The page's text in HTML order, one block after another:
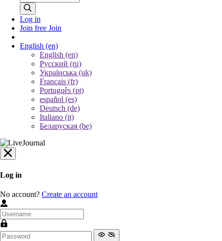
Log in
Join free Join
English (en)
English (en)
Русский (ru)
Українська (uk)
Français (fr)
Português (pt)
español (es)
Deutsch (de)
Italiano (it)
Беларуская (be)
Log in
No account? Create an account